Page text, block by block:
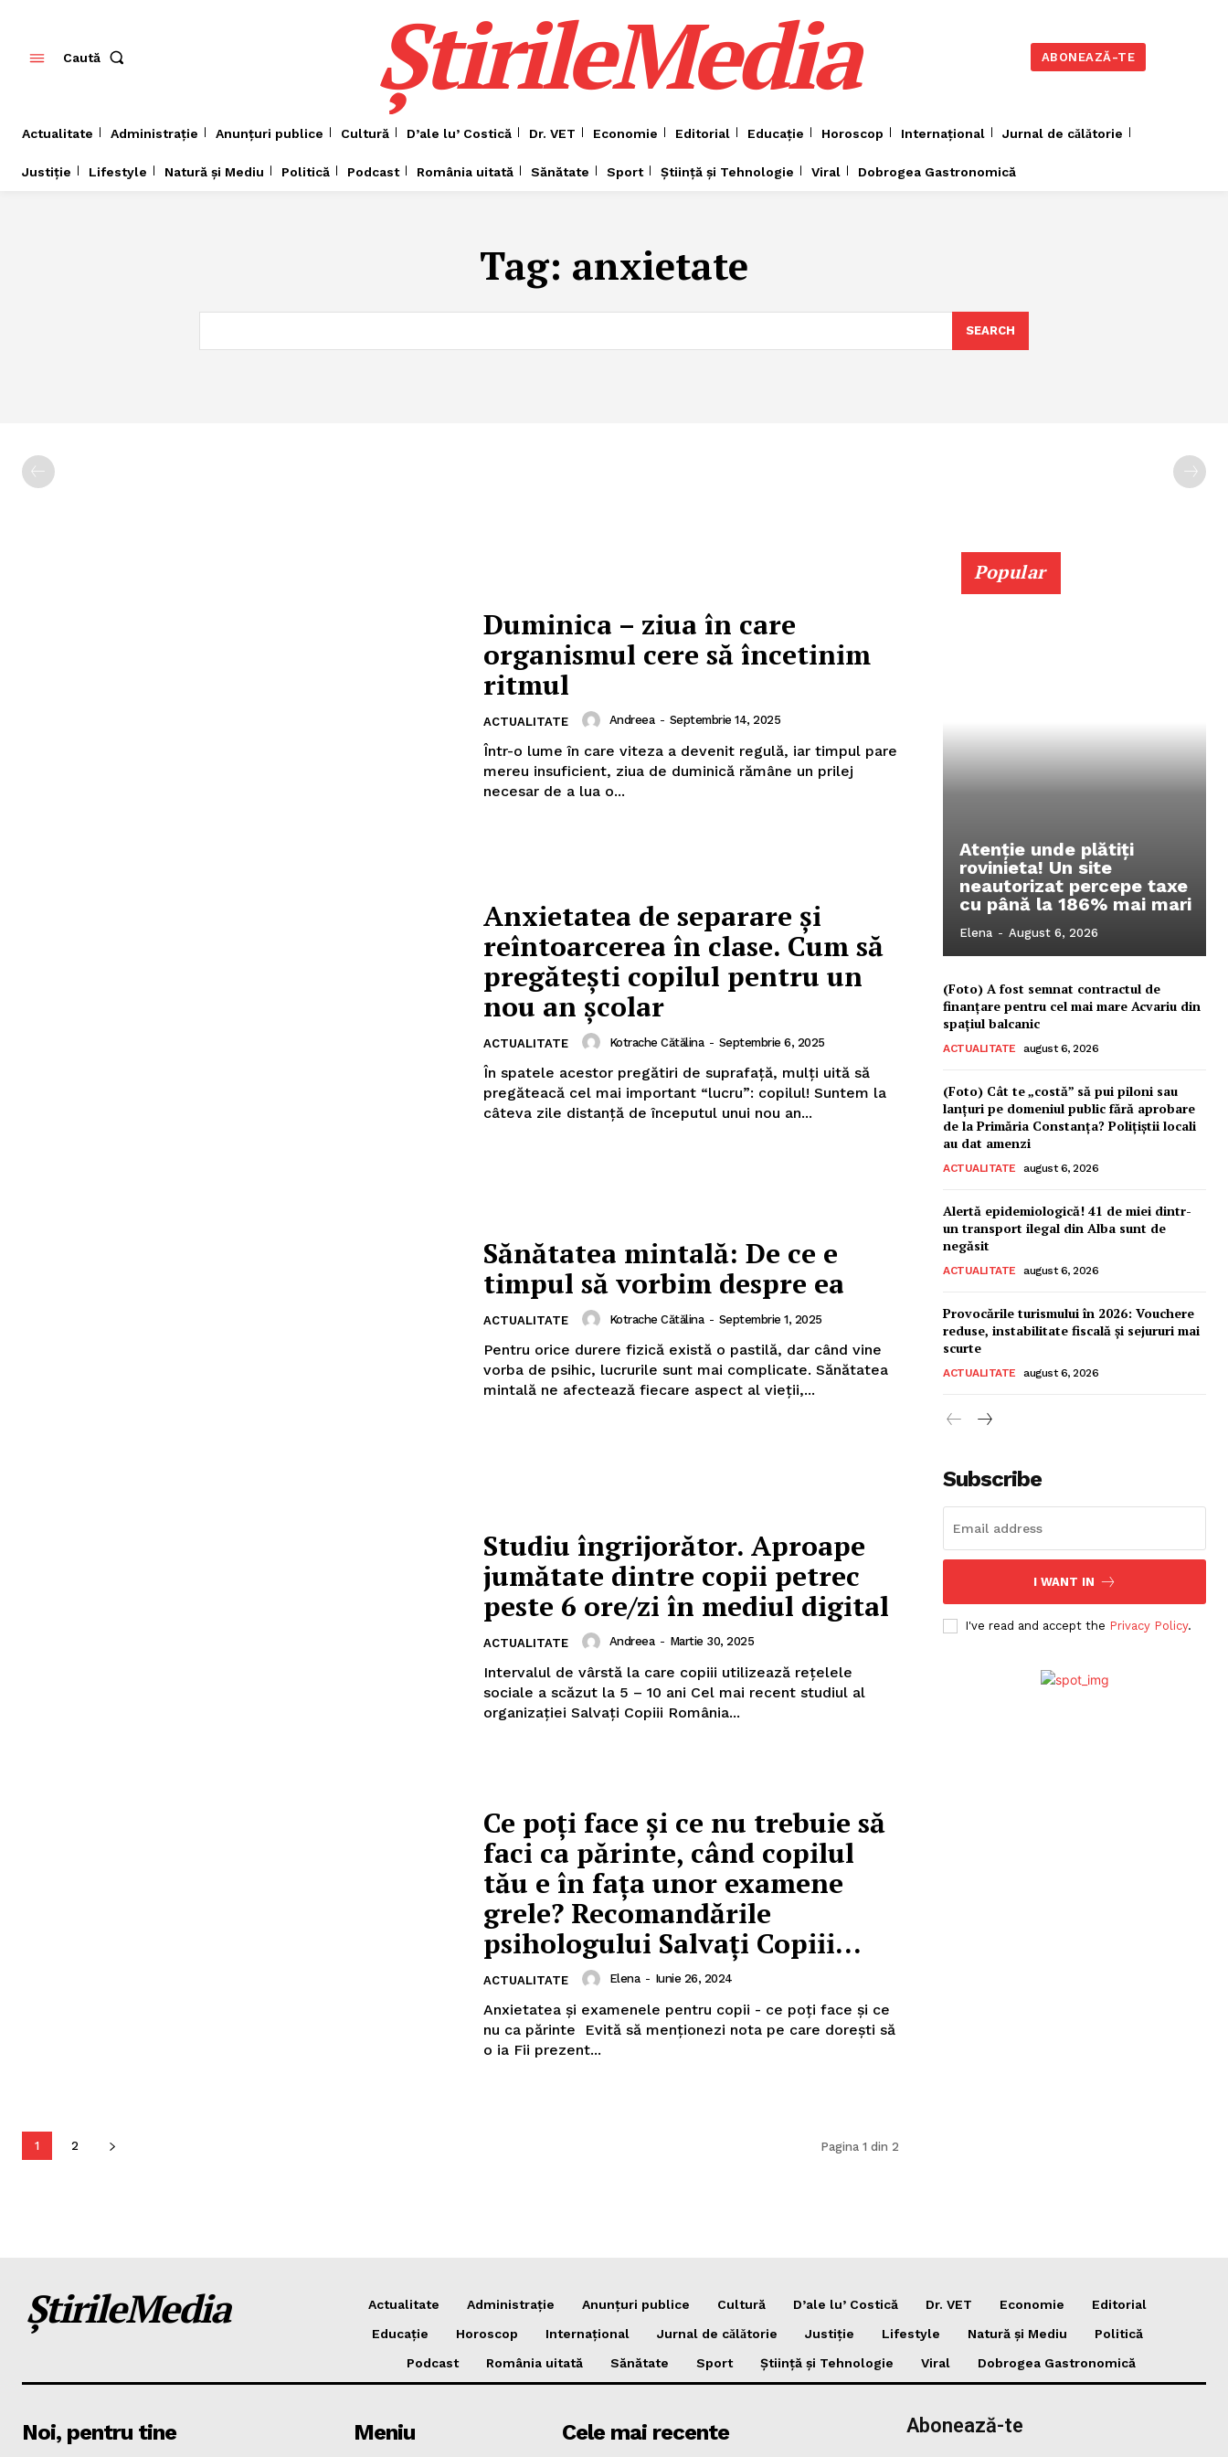
Caută ȘtirileMedia ABONEAZĂ-TE
Actualitate Administrație Anunțuri publice Cultură D’ale lu’ Costică Dr. VET Economie Editorial Educație Horoscop Internațional Jurnal de cǎlǎtorie
Justiție Lifestyle Natură și Mediu Politică Podcast România uitată Sănătate Sport Știință și Tehnologie Viral Dobrogea Gastronomică
Tag: anxietate
SEARCH
Duminica – ziua în care
organismul cere să încetinim
ritmul
ACTUALITATE Andreea - Septembrie 14, 2025
Într-o lume în care viteza a devenit regulă, iar timpul pare
mereu insuficient, ziua de duminică rămâne un prilej
necesar de a lua o...
Anxietatea de separare și
reîntoarcerea în clase. Cum să
pregătești copilul pentru un
nou an școlar
ACTUALITATE Kotrache Cătălina - Septembrie 6, 2025
În spatele acestor pregătiri de suprafață, mulți uită să
pregăteacă cel mai important “lucru”: copilul! Suntem la
câteva zile distanță de începutul unui nou an...
Sănătatea mintală: De ce e
timpul să vorbim despre ea
ACTUALITATE Kotrache Cătălina - Septembrie 1, 2025
Pentru orice durere fizică există o pastilă, dar când vine
vorba de psihic, lucrurile sunt mai complicate. Sănătatea
mintală ne afectează fiecare aspect al vieții,...
Studiu îngrijorător. Aproape
jumătate dintre copii petrec
peste 6 ore/zi în mediul digital
ACTUALITATE Andreea - Martie 30, 2025
Intervalul de vârstă la care copiii utilizează rețelele
sociale a scăzut la 5 – 10 ani Cel mai recent studiul al
organizației Salvați Copiii România...
Ce poți face și ce nu trebuie să
faci ca părinte, când copilul
tău e în fața unor examene
grele? Recomandările
psihologului Salvați Copiii...
ACTUALITATE Elena - Iunie 26, 2024
Anxietatea și examenele pentru copii - ce poți face și ce
nu ca părinte Evită să menționezi nota pe care dorești să
o ia Fii prezent...
1 2 Pagina 1 din 2
Popular
Atenție unde plătiți
rovinieta! Un site
neautorizat percepe taxe
cu până la 186% mai mari
Elena - August 6, 2026
(Foto) A fost semnat contractul de
finanțare pentru cel mai mare Acvariu din
spațiul balcanic
ACTUALITATE august 6, 2026
(Foto) Cât te „costă” să pui piloni sau
lanțuri pe domeniul public fără aprobare
de la Primăria Constanța? Polițiștii locali
au dat amenzi
ACTUALITATE august 6, 2026
Alertă epidemiologică! 41 de miei dintr-
un transport ilegal din Alba sunt de
negăsit
ACTUALITATE august 6, 2026
Provocările turismului în 2026: Vouchere
reduse, instabilitate fiscală și sejururi mai
scurte
ACTUALITATE august 6, 2026
Subscribe
I WANT IN
I've read and accept the Privacy Policy.
ȘtirileMedia Actualitate Administrație Anunțuri publice Cultură D’ale lu’ Costică Dr. VET Economie
Editorial
Educație
Horoscop Internațional Jurnal de cǎlǎtorie Justiție Lifestyle Natură și Mediu
Politică
Podcast
România uitată Sănătate Sport Știință și Tehnologie Viral Dobrogea Gastronomică
Noi, pentru tine Meniu Cele mai recente Abonează-te